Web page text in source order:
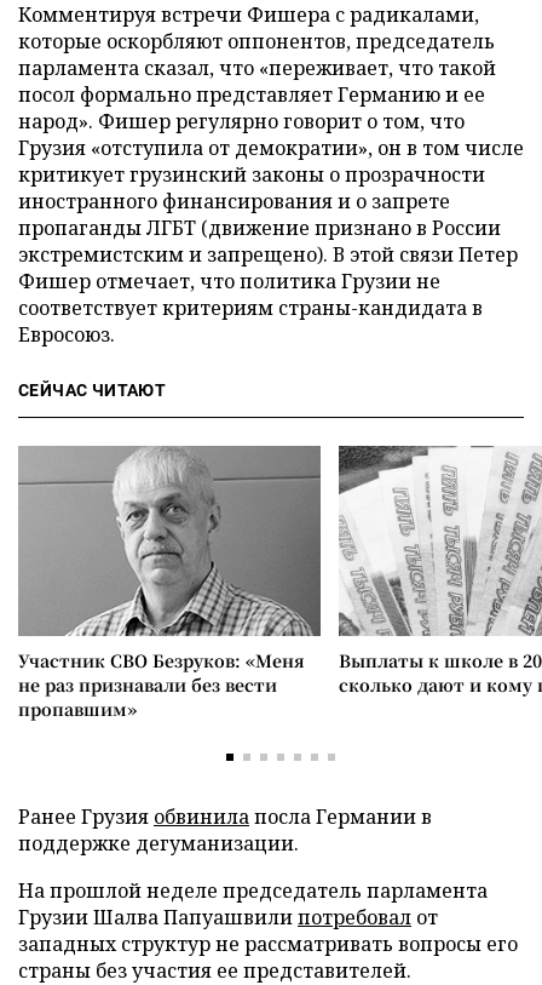
Комментируя встречи Фишера с радикалами,
которые оскорбляют оппонентов, председатель
парламента сказал, что «переживает, что такой
посол формально представляет Германию и ее
народ». Фишер регулярно говорит о том, что
Грузия «отступила от демократии», он в том числе
критикует грузинский законы о прозрачности
иностранного финансирования и о запрете
пропаганды ЛГБТ (движение признано в России
экстремистским и запрещено). В этой связи Петер
Фишер отмечает, что политика Грузии не
соответствует критериям страны-кандидата в
Евросоюз.
СЕЙЧАС ЧИТАЮТ
Участник СВО Безруков: «Меня
не раз признавали без вести
пропавшим»
Выплаты к школе в
сколько дают и
Ранее Грузия обвинилапосла Германии в
поддержке дегуманизации.
На прошлой неделе председатель парламента
Грузии Шалва Папуашвилипотребовал от
западных структур не рассматривать вопросы его
страны без участия ее представителей.